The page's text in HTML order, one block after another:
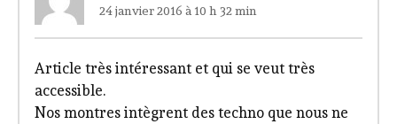
24 janvier 2016 à 10 h 32 min
Article très intéressant et qui se veut très
accessible.
Nos montres intègrent des techno que nous ne